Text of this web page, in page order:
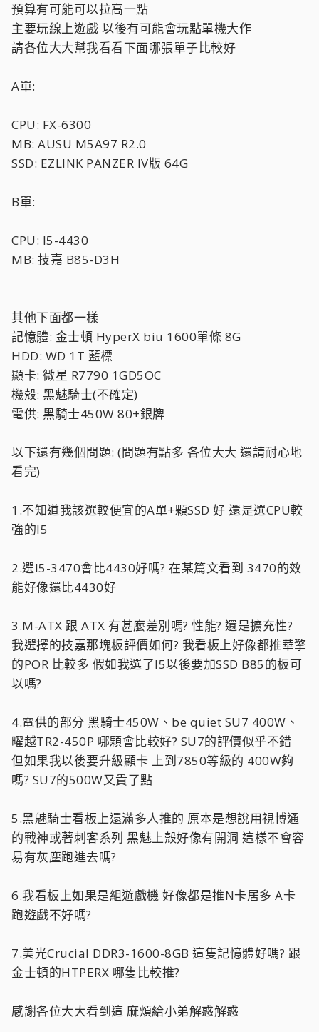
預算有可能可以拉高一點
主要玩線上遊戲 以後有可能會玩點單機大作
請各位大大幫我看看下面哪張單子比較好
A單:
CPU: FX-6300
MB: AUSU M5A97 R2.0
SSD: EZLINK PANZER IV版 64G
B單:
CPU: I5-4430
MB: 技嘉 B85-D3H
其他下面都一樣
記憶體: 金士頓 HyperX biu 1600單條 8G
HDD: WD 1T 藍標
顯卡: 微星 R7790 1GD5OC
機殼: 黑魅騎士(不確定)
電供: 黑騎士450W 80+銀牌
以下還有幾個問題: (問題有點多 各位大大 還請耐心地
看完)
1.不知道我該選較便宜的A單+顆SSD 好 還是選CPU較
強的I5
2.選I5-3470會比4430好嗎? 在某篇文看到 3470的效
能好像還比4430好
3.M-ATX 跟 ATX 有甚麼差別嗎? 性能? 還是擴充性?
我選擇的技嘉那塊板評價如何? 我看板上好像都推華擎
的POR 比較多 假如我選了I5以後要加SSD B85的板可
以嗎?
4.電供的部分 黑騎士450W、be quiet SU7 400W、
曜越TR2-450P 哪顆會比較好? SU7的評價似乎不錯
但如果我以後要升級顯卡 上到7850等級的 400W夠
嗎? SU7的500W又貴了點
5.黑魅騎士看板上還滿多人推的 原本是想說用視博通
的戰神或著刺客系列 黑魅上殼好像有開洞 這樣不會容
易有灰塵跑進去嗎?
6.我看板上如果是組遊戲機 好像都是推N卡居多 A卡
跑遊戲不好嗎?
7.美光Crucial DDR3-1600-8GB 這隻記憶體好嗎? 跟
金士頓的HTPERX 哪隻比較推?
感謝各位大大看到這 麻煩給小弟解惑解惑